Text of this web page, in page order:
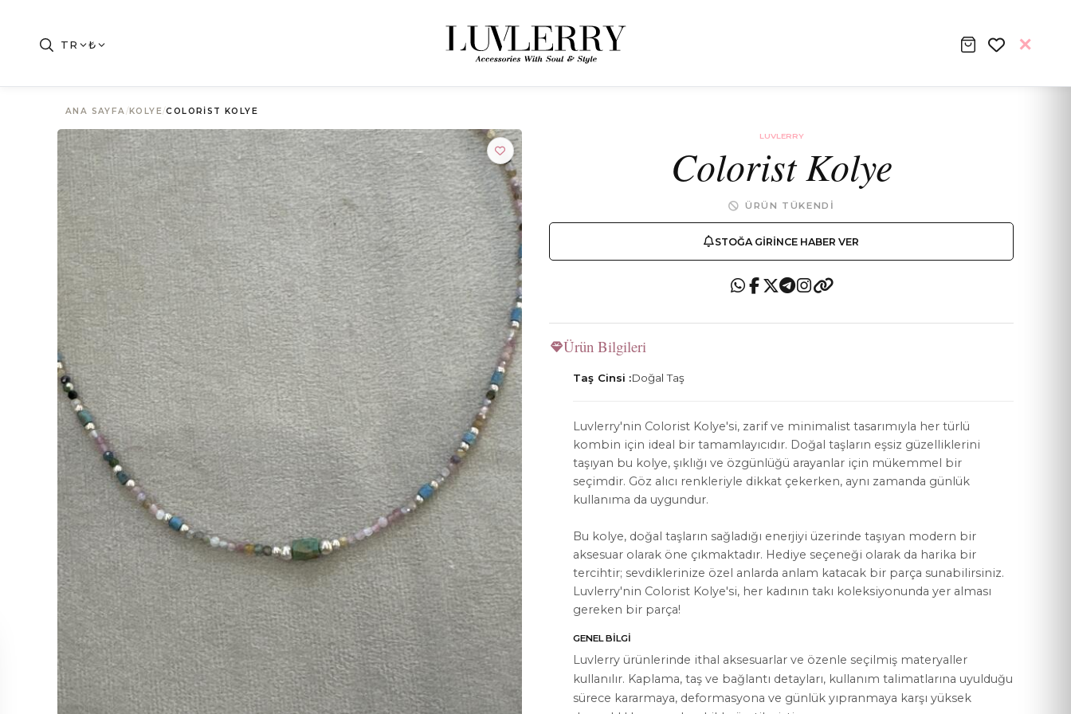
Luvlerry Dünyasına Katılın
Yeni koleksiyon ve özel kampanyalardan ilk siz haberdar olun.
ABONE OL
MÜŞTERİ HİZMETLERİ
Bize Ulaşın
Sipariş Takibi
İade ve İptal Koşulları
Satış Noktalarımız
KOLEKSİYON
Kolye
Küpe
Yüzük
Bileklik
Tüm Ürünler
HAKKIMIZDA
Hakkımızda
Bize Ulaşın
Instagram
WhatsApp
YASAL KOŞULLAR
Gizlilik Politikası
KVKK Aydınlatma Metni
Çerez Politikası
TR ₺
ANA SAYFA/KOLYE/COLORIST KOLYE
LUVLERRY
Colorist Kolye
ÜRÜN TÜKENDI
STOĞA GIRINCE HABER VER
Ürün Bilgileri
Taş Cinsi :Doğal Taş
Luvlerry'nin Colorist Kolye'si, zarif ve minimalist tasarımıyla her türlü
kombin için ideal bir tamamlayıcıdır. Doğal taşların eşsiz güzelliklerini
taşıyan bu kolye, şıklığı ve özgünlüğü arayanlar için mükemmel bir
seçimdir. Göz alıcı renkleriyle dikkat çekerken, aynı zamanda günlük
kullanıma da uygundur.
Bu kolye, doğal taşların sağladığı enerjiyi üzerinde taşıyan modern bir
aksesuar olarak öne çıkmaktadır. Hediye seçeneği olarak da harika bir
tercihtir; sevdiklerinize özel anlarda anlam katacak bir parça sunabilirsiniz.
Luvlerry'nin Colorist Kolye'si, her kadının takı koleksiyonunda yer alması
gereken bir parça!
GENEL BILGI
Luvlerry ürünlerinde ithal aksesuarlar ve özenle seçilmiş materyaller
kullanılır. Kaplama, taş ve bağlantı detayları, kullanım talimatlarına uyulduğu
sürece kararmaya, deformasyona ve günlük yıpranmaya karşı yüksek